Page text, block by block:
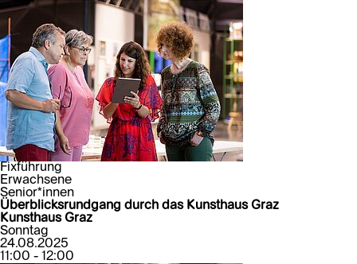
Fixführung
Erwachsene
Senior*innen
Überblicksrundgang durch das Kunsthaus Graz
Kunsthaus Graz
Sonntag
24.08.2025
11:00 - 12:00